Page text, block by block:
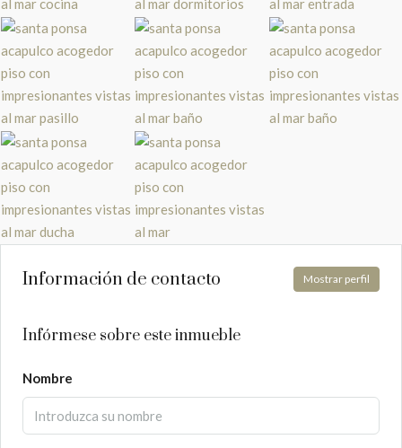
Información de contacto Mostrar perfil
Infórmese sobre este inmueble
Nombre